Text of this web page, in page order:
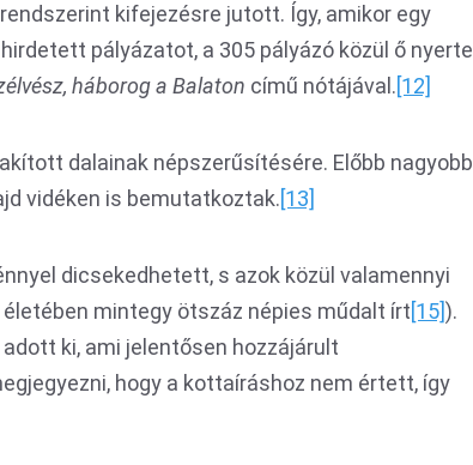
kifejezésre jutott. Így, amikor egy
pályázatot, a 305 pályázó közül ő nyerte
háborog a Balaton című nótájával.[12]
dalainak népszerűsítésére. Előbb nagyobb
vidéken is bemutatkoztak.[13]
dicsekedhetett, s azok közül valamennyi
életében mintegy ötszáz népies műdalt írt[15]).
ki, ami jelentősen hozzájárult
hogy a kottaíráshoz nem értett, így